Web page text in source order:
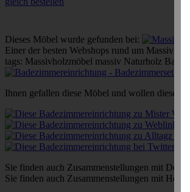
Dieses Möbel wurde gefunden bei:
Einer der besten Webshops rund um
tags: Massivholzmöbel massiv Naturholz
Ihnen gefallen diese Möbel und wollen diese
Sie finden auch Zusammenstellungen mit
Sie finden auch Zusammenstellungen mit